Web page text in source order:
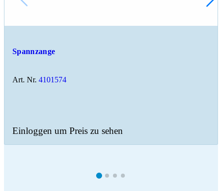
Spannzange
Art. Nr. 4101574
Einloggen um Preis zu sehen